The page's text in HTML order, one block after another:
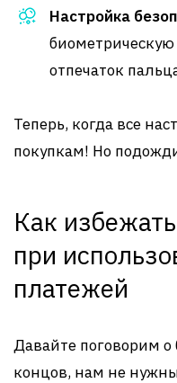
Настройка
отпечаток
Теперь, когда все
покупкам! Но
Как
при
платежей
Давайте поговорим о
концов, нам не